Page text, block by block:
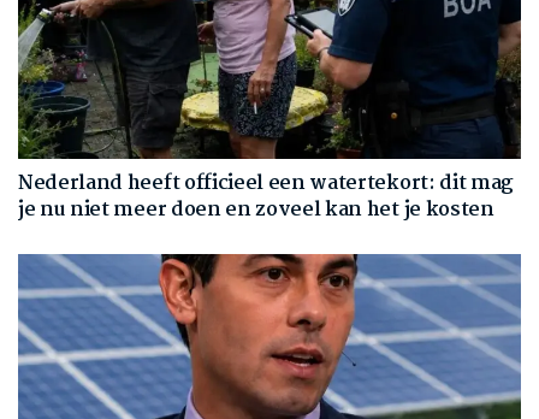
Nederland heeft officieel een watertekort: dit mag
je nu niet meer doen en zoveel kan het je kosten